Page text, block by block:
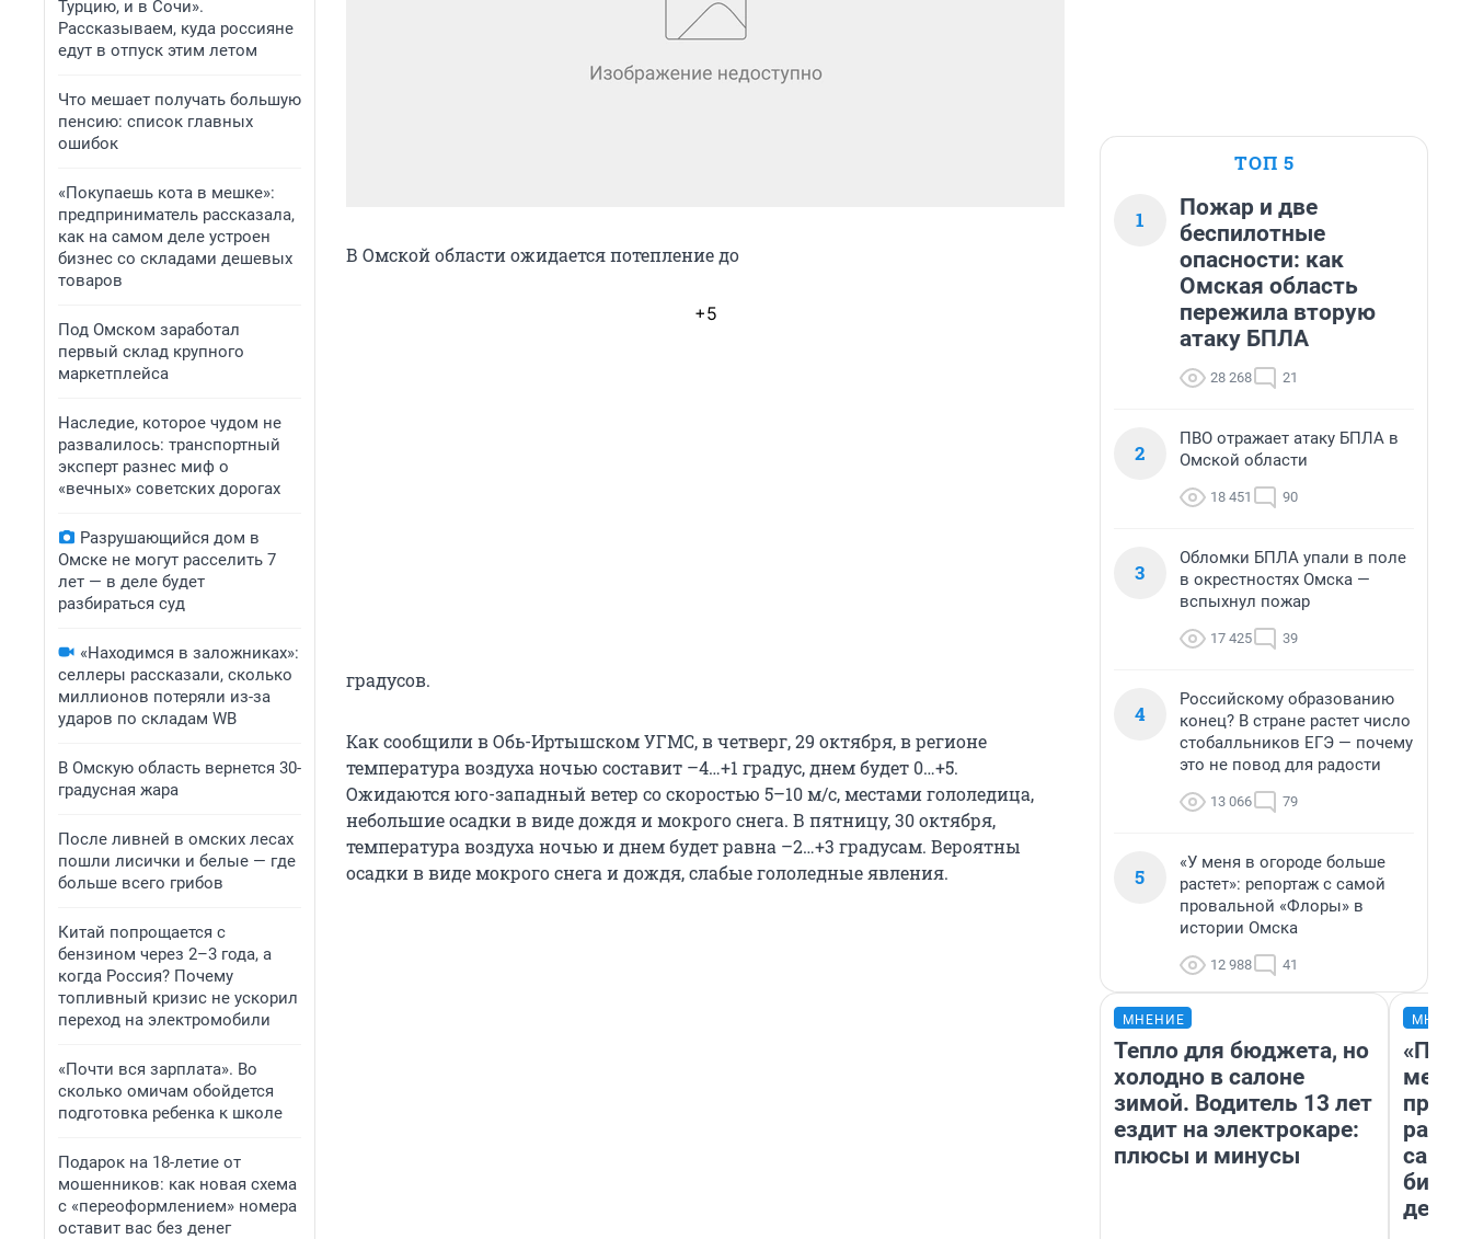
Турцию, и в Сочи».
Рассказываем, куда россияне
едут в отпуск этим летом
Что мешает получать большую
пенсию: список главных
ошибок
«Покупаешь кота в мешке»:
предприниматель рассказала,
как на самом деле устроен
бизнес со складами дешевых
товаров
Под Омском заработал
первый склад крупного
маркетплейса
Наследие, которое чудом не
развалилось: транспортный
эксперт разнес миф о
«вечных» советских дорогах
Разрушающийся дом в
Омске не могут расселить 7
лет — в деле будет
разбираться суд
«Находимся в заложниках»:
селлеры рассказали, сколько
миллионов потеряли из-за
ударов по складам WB
В Омскую область вернется 30-
градусная жара
После ливней в омских лесах
пошли лисички и белые — где
больше всего грибов
Китай попрощается с
бензином через 2–3 года, а
когда Россия? Почему
топливный кризис не ускорил
переход на электромобили
«Почти вся зарплата». Во
сколько омичам обойдется
подготовка ребенка к школе
Подарок на 18-летие от
мошенников: как новая схема
с «переоформлением» номера
оставит вас без денег
В Омской области ожидается потепление до
+5
градусов.
Как сообщили в Обь-Иртышском УГМС, в четверг, 29 октября, в регионе
температура воздуха ночью составит –4…+1 градус, днем будет 0…+5.
Ожидаются юго-западный ветер со скоростью 5–10 м/с, местами гололедица,
небольшие осадки в виде дождя и мокрого снега. В пятницу, 30 октября,
температура воздуха ночью и днем будет равна –2…+3 градусам. Вероятны
осадки в виде мокрого снега и дождя, слабые гололедные явления.
ТОП 5
1
Пожар и две
беспилотные
опасности: как
Омская область
пережила вторую
атаку БПЛА
28 268 21
2
ПВО отражает атаку БПЛА в
Омской области
18 451 90
3
Обломки БПЛА упали в поле
в окрестностях Омска —
вспыхнул пожар
17 425 39
4
Российскому образованию
конец? В стране растет число
стобалльников ЕГЭ — почему
это не повод для радости
13 066 79
5
«У меня в огороде больше
растет»: репортаж с самой
провальной «Флоры» в
истории Омска
12 988 41
МНЕНИЕ
Тепло для бюджета, но
холодно в салоне
зимой. Водитель 13 лет
ездит на электрокаре:
плюсы и минусы